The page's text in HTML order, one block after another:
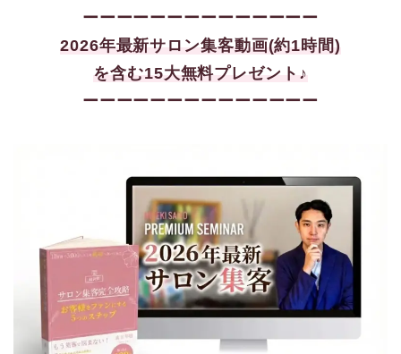
ーーーーーーーーーーーーーー
2026年最新サロン集客動画(約1時間)
を含む15大無料プレゼント♪
ーーーーーーーーーーーーーー